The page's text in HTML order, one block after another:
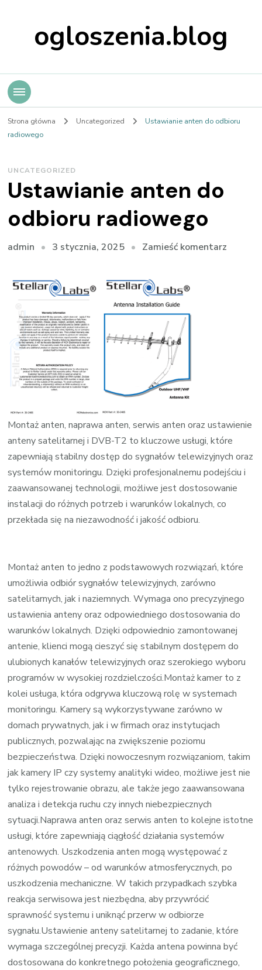
ogloszenia.blog
Strona główna Uncategorized
Ustawianie anten do odbioru
radiowego
UNCATEGORIZED
Ustawianie anten do
odbioru radiowego
admin 3 stycznia, 2025 Zamieść komentarz
Montaż anten, naprawa anten, serwis anten oraz ustawienie
anteny satelitarnej i DVB-T2 to kluczowe usługi, które
zapewniają stabilny dostęp do sygnałów telewizyjnych oraz
systemów monitoringu. Dzięki profesjonalnemu podejściu i
zaawansowanej technologii, możliwe jest dostosowanie
instalacji do różnych potrzeb i warunków lokalnych, co
przekłada się na niezawodność i jakość odbioru.
Montaż anten to jedno z podstawowych rozwiązań, które
umożliwia odbiór sygnałów telewizyjnych, zarówno
satelitarnych, jak i naziemnych. Wymaga ono precyzyjnego
ustawienia anteny oraz odpowiedniego dostosowania do
warunków lokalnych. Dzięki odpowiednio zamontowanej
antenie, klienci mogą cieszyć się stabilnym dostępem do
ulubionych kanałów telewizyjnych oraz szerokiego wyboru
programów w wysokiej rozdzielczości.Montaż kamer to z
kolei usługa, która odgrywa kluczową rolę w systemach
monitoringu. Kamery są wykorzystywane zarówno w
domach prywatnych, jak i w firmach oraz instytucjach
publicznych, pozwalając na zwiększenie poziomu
bezpieczeństwa. Dzięki nowoczesnym rozwiązaniom, takim
jak kamery IP czy systemy analityki wideo, możliwe jest nie
tylko rejestrowanie obrazu, ale także jego zaawansowana
analiza i detekcja ruchu czy innych niebezpiecznych
sytuacji.Naprawa anten oraz serwis anten to kolejne istotne
usługi, które zapewniają ciągłość działania systemów
antenowych. Uszkodzenia anten mogą występować z
różnych powodów – od warunków atmosferycznych, po
uszkodzenia mechaniczne. W takich przypadkach szybka
reakcja serwisowa jest niezbędna, aby przywrócić
sprawność systemu i uniknąć przerw w odbiorze
sygnału.Ustawienie anteny satelitarnej to zadanie, które
wymaga szczególnej precyzji. Każda antena powinna być
dostosowana do konkretnego położenia geograficznego,